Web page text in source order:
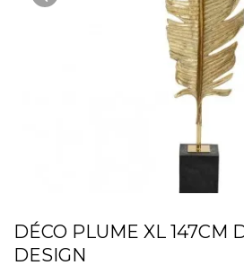
DÉCO PLUME XL 147CM
DESIGN